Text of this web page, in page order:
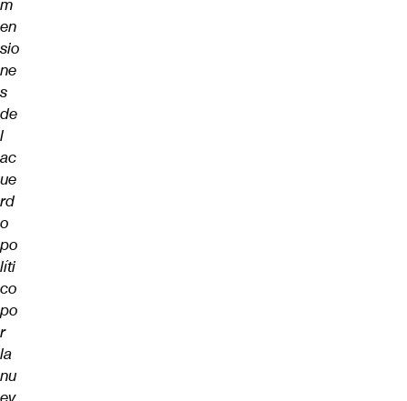
m
en
sio
ne
s
de
l
ac
ue
rd
o
po
líti
co
po
r
la
nu